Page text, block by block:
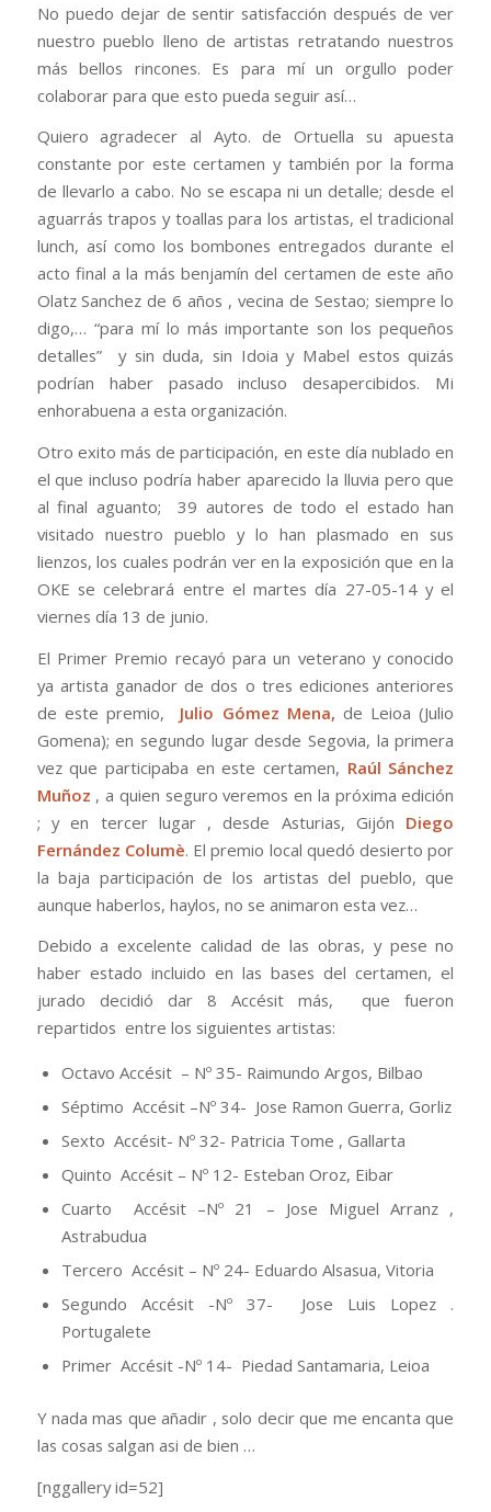
No puedo dejar de sentir satisfacción después de ver
nuestro pueblo lleno de artistas retratando nuestros
más bellos rincones. Es para mí un orgullo poder
colaborar para que esto pueda seguir así…
Quiero agradecer al Ayto. de Ortuella su apuesta
constante por este certamen y también por la forma
de llevarlo a cabo. No se escapa ni un detalle; desde el
aguarrás trapos y toallas para los artistas, el tradicional
lunch, así como los bombones entregados durante el
acto final a la más benjamín del certamen de este año
Olatz Sanchez de 6 años , vecina de Sestao; siempre lo
digo,… “para mí lo más importante son los pequeños
detalles”y sin duda, sin Idoia y Mabel estos quizás
podrían haber pasado incluso desapercibidos. Mi
enhorabuena a esta organización.
Otro exito más de participación, en este día nublado en
el que incluso podría haber aparecido la lluvia pero que
al final aguanto; 39 autores de todo el estado han
visitado nuestro pueblo y lo han plasmado en sus
lienzos, los cuales podrán ver en la exposición que en la
OKE se celebrará entre el martes día 27-05-14 y el
viernes día 13 de junio.
El Primer Premio recayó para un veterano y conocido
ya artista ganador de dos o tres ediciones anteriores
de este premio, Julio Gómez Mena, de Leioa (Julio
Gomena); en segundo lugar desde Segovia, la primera
vez que participaba en este certamen, Raúl Sánchez
Muñoz , a quien seguro veremos en la próxima edición
; y en tercer lugar , desde Asturias, Gijón Diego
Fernández Columè. El premio local quedó desierto por
la baja participación de los artistas del pueblo, que
aunque haberlos, haylos, no se animaron esta vez…
Debido a excelente calidad de las obras, y pese no
haber estado incluido en las bases del certamen, el
jurado decidió dar 8 Accésit más, que fueron
repartidos entre los siguientes artistas:
Octavo Accésit – Nº 35- Raimundo Argos, Bilbao
Séptimo Accésit –Nº 34- Jose Ramon Guerra, Gorliz
Sexto Accésit- Nº 32- Patricia Tome , Gallarta
Quinto Accésit – Nº 12- Esteban Oroz, Eibar
Cuarto Accésit –Nº 21 – Jose Miguel Arranz ,
Astrabudua
Tercero Accésit – Nº 24- Eduardo Alsasua, Vitoria
Segundo Accésit -Nº 37- Jose Luis Lopez .
Portugalete
Primer Accésit -Nº 14- Piedad Santamaria, Leioa
Y nada mas que añadir , solo decir que me encanta que
las cosas salgan asi de bien …
[nggallery id=52]